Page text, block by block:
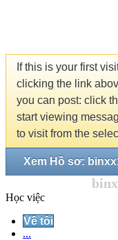
If this is your first
clicking the link
you can post: click
start viewing
to visit from the
Xem Hồ sơ:
Học việc
Về tôi
...